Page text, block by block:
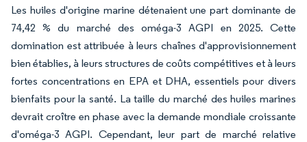
Les huiles d'origine marine détenaient une part dominante de
74,42 % du marché des oméga-3 AGPI en 2025. Cette
domination est attribuée à leurs chaînes d'approvisionnement
bien établies, à leurs structures de coûts compétitives et à leurs
fortes concentrations en EPA et DHA, essentiels pour divers
bienfaits pour la santé. La taille du marché des huiles marines
devrait croître en phase avec la demande mondiale croissante
d'oméga-3 AGPI. Cependant, leur part de marché relative